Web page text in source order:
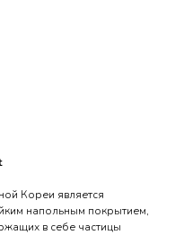
Кореи является
напольным покрытием,
в себе частицы